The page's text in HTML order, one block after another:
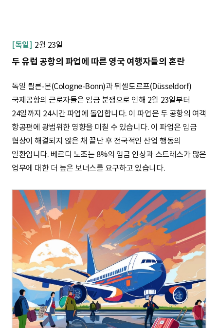
S
q
u
r
e
[독일] 2월 23일
두 유럽 공항의 파업에 따른 영국 여행자들의 혼란
독일 쾰른-본(Cologne-Bonn)과 뒤셀도르프(Düsseldorf)
국제공항의 근로자들은 임금 분쟁으로 인해 2월 23일부터
24일까지 24시간 파업에 돌입합니다. 이 파업은 두 공항의 여객
항공편에 광범위한 영향을 미칠 수 있습니다. 이 파업은 임금
협상이 해결되지 않은 채 끝난 후 전국적인 산업 행동의
일환입니다. 베르디 노조는 8%의 임금 인상과 스트레스가 많은
업무에 대한 더 높은 보너스를 요구하고 있습니다.